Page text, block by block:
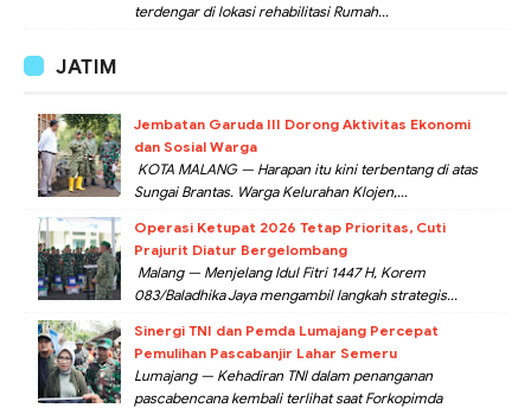
terdengar di lokasi rehabilitasi Rumah...
JATIM
Jembatan Garuda III Dorong Aktivitas Ekonomi
dan Sosial Warga
KOTA MALANG — Harapan itu kini terbentang di atas
Sungai Brantas. Warga Kelurahan Klojen,...
Operasi Ketupat 2026 Tetap Prioritas, Cuti
Prajurit Diatur Bergelombang
Malang — Menjelang Idul Fitri 1447 H, Korem
083/Baladhika Jaya mengambil langkah strategis...
Sinergi TNI dan Pemda Lumajang Percepat
Pemulihan Pascabanjir Lahar Semeru
Lumajang — Kehadiran TNI dalam penanganan
pascabencana kembali terlihat saat Forkopimda